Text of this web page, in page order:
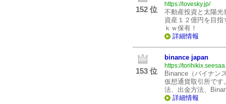
152 位
https://lovesky.jp/
不動産投資と太陽光
資産１２億円を目
ｋｗ保有！
詳細情報
153 位
binance japan
https://
Binance（バイナン
仮想通貨取引所です
法、出金方法、
詳細情報